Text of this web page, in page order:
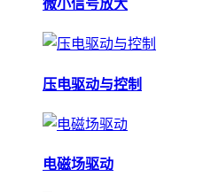
微小信号放大
压电驱动与控制
电磁场驱动